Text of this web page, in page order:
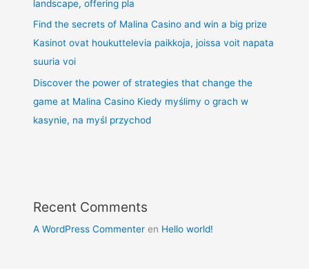
landscape, offering pla
Find the secrets of Malina Casino and win a big prize
Kasinot ovat houkuttelevia paikkoja, joissa voit napata
suuria voi
Discover the power of strategies that change the
game at Malina Casino Kiedy myślimy o grach w
kasynie, na myśl przychod
Recent Comments
A WordPress Commenter en Hello world!